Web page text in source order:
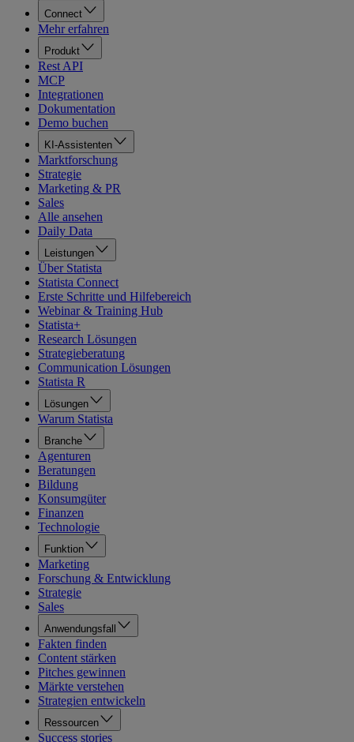
Connect
Mehr erfahren
Produkt
Rest API
MCP
Integrationen
Dokumentation
Demo buchen
KI-Assistenten
Marktforschung
Strategie
Marketing & PR
Sales
Alle ansehen
Daily Data
Leistungen
Über Statista
Statista Connect
Erste Schritte und Hilfebereich
Webinar & Training Hub
Statista+
Research Lösungen
Strategieberatung
Communication Lösungen
Statista R
Lösungen
Warum Statista
Branche
Agenturen
Beratungen
Bildung
Konsumgüter
Finanzen
Technologie
Funktion
Marketing
Forschung & Entwicklung
Strategie
Sales
Anwendungsfall
Fakten finden
Content stärken
Pitches gewinnen
Märkte verstehen
Strategien entwickeln
Ressourcen
Success stories